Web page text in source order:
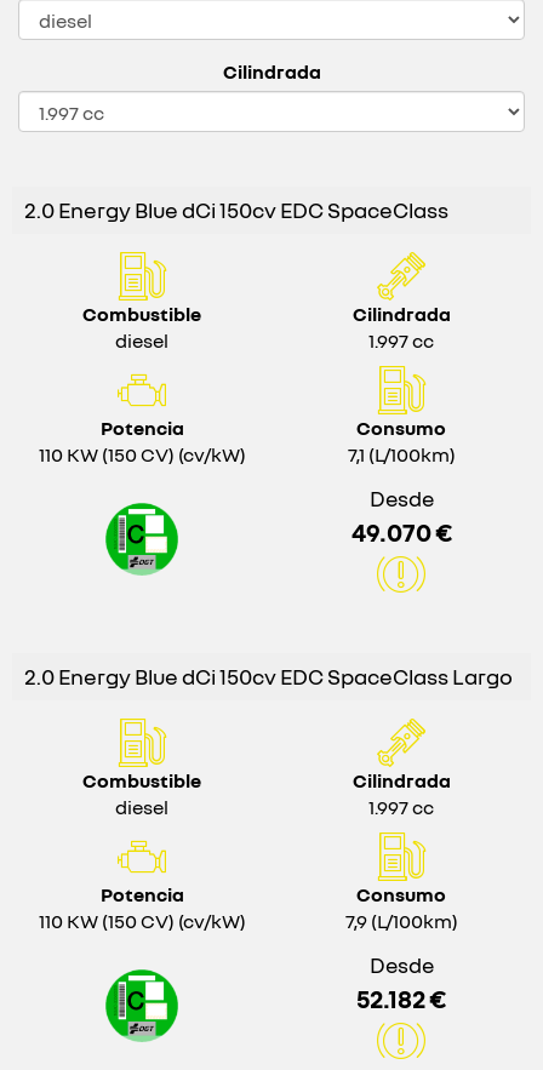
Cilindrada
2.0 Energy Blue dCi 150cv EDC SpaceClass
Combustible
diesel
Cilindrada
1.997 cc
Potencia
110 KW (150 CV) (cv/kW)
Consumo
7,1 (L/100km)
Desde
49.070 €
2.0 Energy Blue dCi 150cv EDC SpaceClass Largo
Combustible
diesel
Cilindrada
1.997 cc
Potencia
110 KW (150 CV) (cv/kW)
Consumo
7,9 (L/100km)
Desde
52.182 €